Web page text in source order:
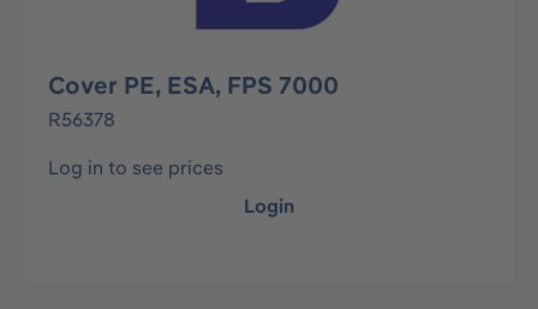
Cover PE, ESA, FPS 7000
R56378
Log in to see prices
Login